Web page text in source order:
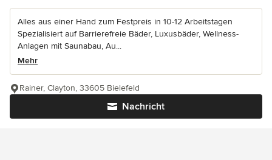
Alles aus einer Hand zum Festpreis in 10-12 Arbeitstagen
Spezialisiert auf Barrierefreie Bäder, Luxusbäder, Wellness-
Anlagen mit Saunabau, Au...
Mehr
Nachricht
Rainer, Clayton, 33605 Bielefeld